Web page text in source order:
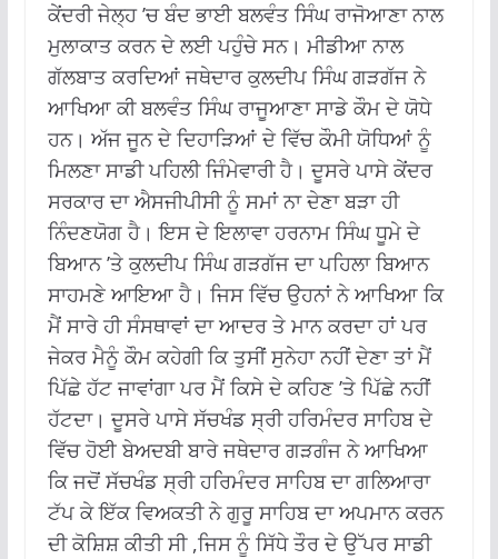
ਕੇਂਦਰੀ ਜੇਲ੍ਹ ’ਚ ਬੰਦ ਭਾਈ ਬਲਵੰਤ ਸਿੰਘ ਰਾਜੋਆਣਾ ਨਾਲ
ਮੁਲਾਕਾਤ ਕਰਨ ਦੇ ਲਈ ਪਹੁੰਚੇ ਸਨ। ਮੀਡੀਆ ਨਾਲ
ਗੱਲਬਾਤ ਕਰਦਿਆਂ ਜਥੇਦਾਰ ਕੁਲਦੀਪ ਸਿੰਘ ਗੜਗੱਜ ਨੇ
ਆਖਿਆ ਕੀ ਬਲਵੰਤ ਸਿੰਘ ਰਾਜੂਆਣਾ ਸਾਡੇ ਕੌਮ ਦੇ ਯੋਧੇ
ਹਨ। ਅੱਜ ਜੂਨ ਦੇ ਦਿਹਾੜਿਆਂ ਦੇ ਵਿੱਚ ਕੌਮੀ ਯੋਧਿਆਂ ਨੂੰ
ਮਿਲਣਾ ਸਾਡੀ ਪਹਿਲੀ ਜਿੰਮੇਵਾਰੀ ਹੈ। ਦੂਸਰੇ ਪਾਸੇ ਕੇਂਦਰ
ਸਰਕਾਰ ਦਾ ਐਸਜੀਪੀਸੀ ਨੂੰ ਸਮਾਂ ਨਾ ਦੇਣਾ ਬੜਾ ਹੀ
ਨਿੰਦਣਯੋਗ ਹੈ। ਇਸ ਦੇ ਇਲਾਵਾ ਹਰਨਾਮ ਸਿੰਘ ਧੂਮੇ ਦੇ
ਬਿਆਨ ’ਤੇ ਕੁਲਦੀਪ ਸਿੰਘ ਗੜਗੱਜ ਦਾ ਪਹਿਲਾ ਬਿਆਨ
ਸਾਹਮਣੇ ਆਇਆ ਹੈ। ਜਿਸ ਵਿੱਚ ਉਹਨਾਂ ਨੇ ਆਖਿਆ ਕਿ
ਮੈਂ ਸਾਰੇ ਹੀ ਸੰਸਥਾਵਾਂ ਦਾ ਆਦਰ ਤੇ ਮਾਨ ਕਰਦਾ ਹਾਂ ਪਰ
ਜੇਕਰ ਮੈਨੂੰ ਕੌਮ ਕਹੇਗੀ ਕਿ ਤੁਸੀਂ ਸੁਨੇਹਾ ਨਹੀਂ ਦੇਣਾ ਤਾਂ ਮੈਂ
ਪਿੱਛੇ ਹੱਟ ਜਾਵਾਂਗਾ ਪਰ ਮੈਂ ਕਿਸੇ ਦੇ ਕਹਿਣ ’ਤੇ ਪਿੱਛੇ ਨਹੀਂ
ਹੱਟਦਾ। ਦੂਸਰੇ ਪਾਸੇ ਸੱਚਖੰਡ ਸ੍ਰੀ ਹਰਿਮੰਦਰ ਸਾਹਿਬ ਦੇ
ਵਿੱਚ ਹੋਈ ਬੇਅਦਬੀ ਬਾਰੇ ਜਥੇਦਾਰ ਗੜਗੰਜ ਨੇ ਆਖਿਆ
ਕਿ ਜਦੋਂ ਸੱਚਖੰਡ ਸ੍ਰੀ ਹਰਿਮੰਦਰ ਸਾਹਿਬ ਦਾ ਗਲਿਆਰਾ
ਟੱਪ ਕੇ ਇੱਕ ਵਿਅਕਤੀ ਨੇ ਗੁਰੂ ਸਾਹਿਬ ਦਾ ਅਪਮਾਨ ਕਰਨ
ਦੀ ਕੋਸ਼ਿਸ਼ ਕੀਤੀ ਸੀ ,ਜਿਸ ਨੂੰ ਸਿੱਧੇ ਤੌਰ ਦੇ ਉੱਪਰ ਸਾਡੀ